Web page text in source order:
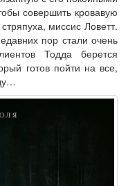
совершить кровавую
миссис Ловетт.
пор стали очень
Тодда берется
готов пойти на все,